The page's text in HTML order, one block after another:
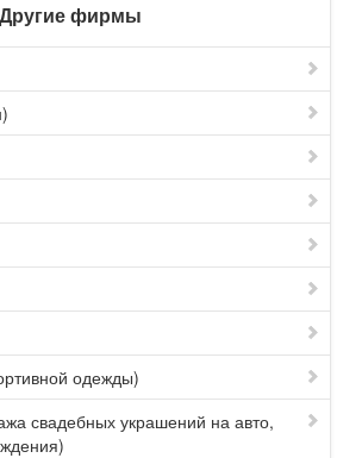
Другие фирмы
одежды)
свадебных украшений на авто,